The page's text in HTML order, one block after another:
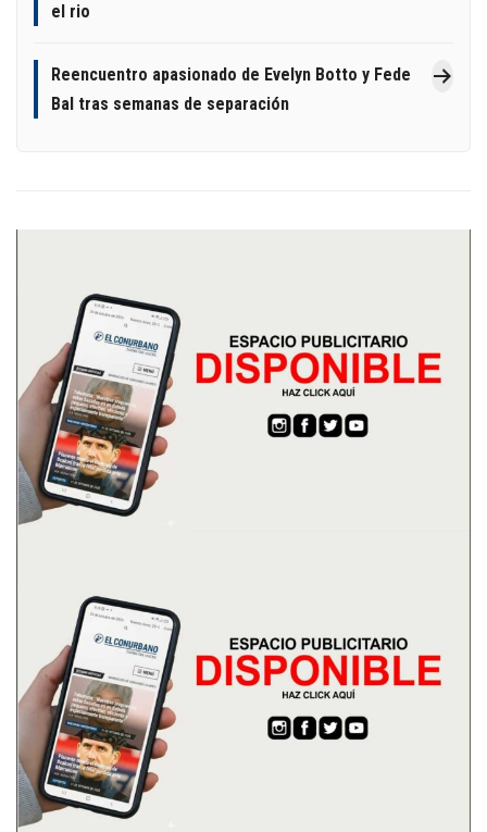
el rio
Reencuentro apasionado de Evelyn Botto y Fede
Bal tras semanas de separación